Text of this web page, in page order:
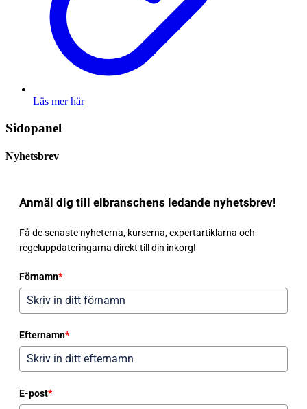
Läs mer här
Sidopanel
Nyhetsbrev
Anmäl dig till elbranschens ledande nyhetsbrev!
Få de senaste nyheterna, kurserna, expertartiklarna och
regeluppdateringarna direkt till din inkorg!
Förnamn*
Efternamn*
E-post*